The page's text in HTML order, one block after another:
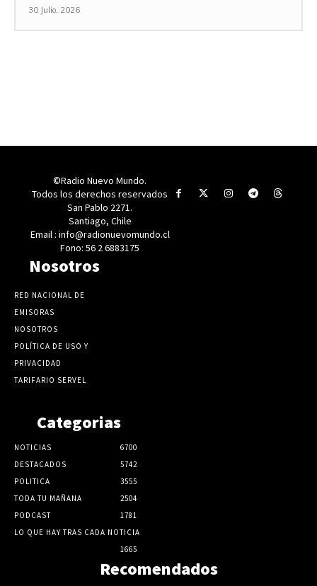
30 Julio, 2026
©Radio Nuevo Mundo.
Todos los derechos reservados
San Pablo 2271.
Santiago, Chile
Email : info@radionuevomundo.cl
Fono: 56 2 6883175
Nosotros
RED NACIONAL DE
EMISORAS
NOSOTROS
POLÍTICA DE USO Y
PRIVACIDAD
TARIFARIO SERVEL
Categorias
NOTICIAS
6700
DESTACADOS
5742
POLITICA
3555
TODA TU MAÑANA
2504
PODCAST
1781
LO QUE HAY TRAS CADA NOTICIA
1665
Recomendados